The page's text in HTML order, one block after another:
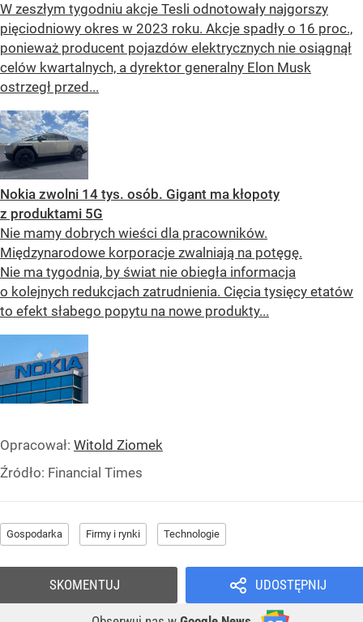
W zeszłym tygodniu akcje Tesli odnotowały najgorszy
pięciodniowy okres w 2023 roku. Akcje spadły o 16 proc.,
ponieważ producent pojazdów elektrycznych nie osiągnął
celów kwartalnych, a dyrektor generalny Elon Musk
ostrzegł przed...
Nokia zwolni 14 tys. osób. Gigant ma kłopoty
z produktami 5G
Nie mamy dobrych wieści dla pracowników.
Międzynarodowe korporacje zwalniają na potęgę.
Nie ma tygodnia, by świat nie obiegła informacja
o kolejnych redukcjach zatrudnienia. Cięcia tysięcy etatów
to efekt słabego popytu na nowe produkty...
Opracował: Witold Ziomek
Źródło: Financial Times
Gospodarka Firmy i rynki Technologie
UDOSTĘPNIJ
SKOMENTUJ